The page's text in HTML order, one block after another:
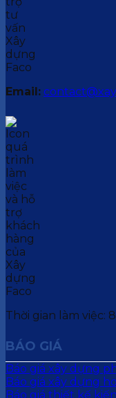
Email:
Thời gian làm việc:
BÁO GIÁ
Báo giá xây dựng
Báo giá xây dựng
Báo giá thiết kế